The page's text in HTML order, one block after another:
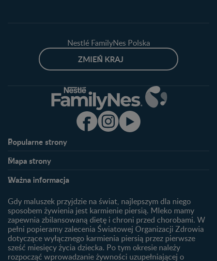
Nestlé FamilyNes Polska
ZMIEŃ KRAJ
Popularne strony​
Kontakt
FAQ
Produkty
Wyszukiwarka produktów
Nasze marki
Mapa strony​
Plamienie implantacyjne –
Jak zaplanować płeć
dziecka?
Jak rozpoznać dni płodne?
Badania przed ciążą
Planowanie urlopu
1. trymestr ciąży
2. trymestr ciąży
3. trymestr ciąży
Ważna informacja
Gdy maluszek przyjdzie na świat, najlepszym dla niego
sposobem żywienia jest karmienie piersią. Mleko mamy
zapewnia zbilansowaną dietę i chroni przed chorobami. W
pełni popieramy zalecenia Światowej Organizacji Zdrowia
dotyczące wyłącznego karmienia piersią przez pierwsze
sześć miesięcy życia dziecka. Po tym okresie należy
rozpocząć wprowadzanie żywności uzupełniającej o